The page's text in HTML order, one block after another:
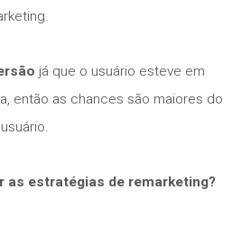
já que o usuário esteve em
então as chances são maiores do
as estratégias de remarketing?